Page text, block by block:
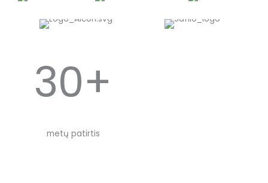
30+
metų patirtis